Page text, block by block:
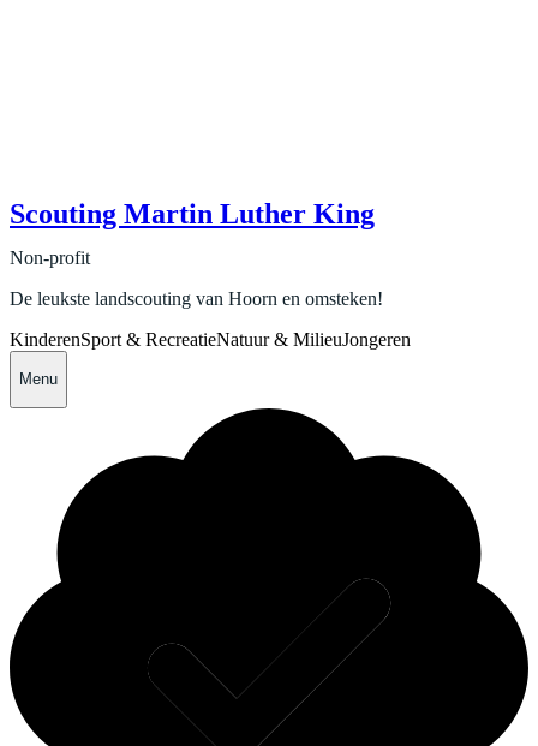
Scouting Martin Luther King
Non-profit
De leukste landscouting van Hoorn en omsteken!
KinderenSport & RecreatieNatuur & MilieuJongeren
Menu